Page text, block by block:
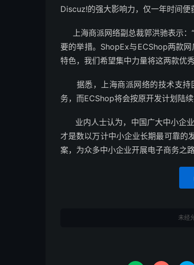
Discuz!的强大影响力，仅一年时间便
上海商派网络副总裁郭洪驰表示：
要的举措。ShopEx与ECShop两款
特色，我们希望集中力量将这两款优
据悉，上海商派网络的技术支持
务，而ECShop将会按原开发计划陆续
业内人士认为，中国广大中小企业
才是数以万计中小企业长期最可靠的
案，为众多中小企业开展电子商务之
未经